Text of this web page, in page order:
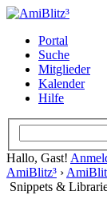
Portal
Suche
Mitglieder
Kalender
Hilfe
Hallo, Gast!
AmiBlitz³ ›
Snippets &